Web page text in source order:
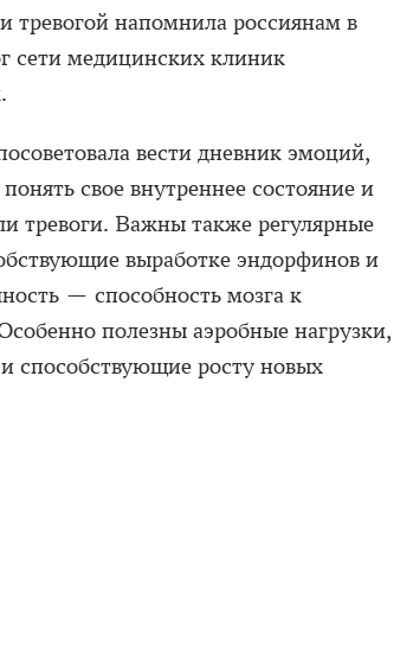
тревогой напомнила россиянам в
сети медицинских клиник
вести дневник эмоций,
свое внутреннее состояние и
тревоги. Важны также регулярные
выработке эндорфинов и
— способность мозга к
полезны аэробные нагрузки,
способствующие росту новых